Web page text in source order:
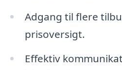
Adgang til flere
prisoversigt.
Effektiv